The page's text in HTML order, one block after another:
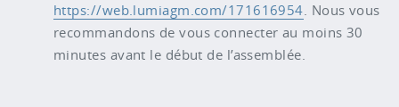
https://web.lumiagm.com/171616954. Nous vous
recommandons de vous connecter au moins 30
minutes avant le début de l’assemblée.